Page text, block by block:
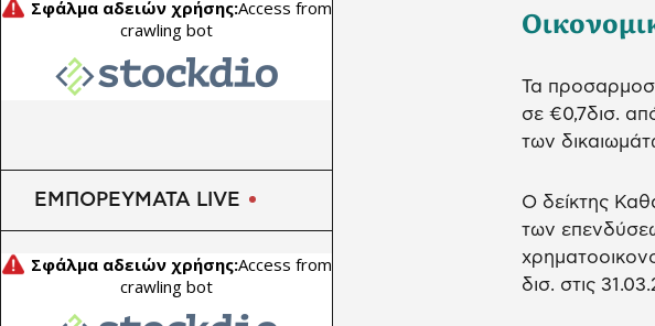
Τα
σε €0,7δισ.
των
Ο δείκτης
των
δισ. στις
ΑΠΕ
Γαλλία: Η SNCF δοκιμάζει
φωτοβολταϊκά πάνω στις
σιδηροδρομικές γραμμές
ΕΜΠΟΡΕΥΜΑΤΑ LIVE